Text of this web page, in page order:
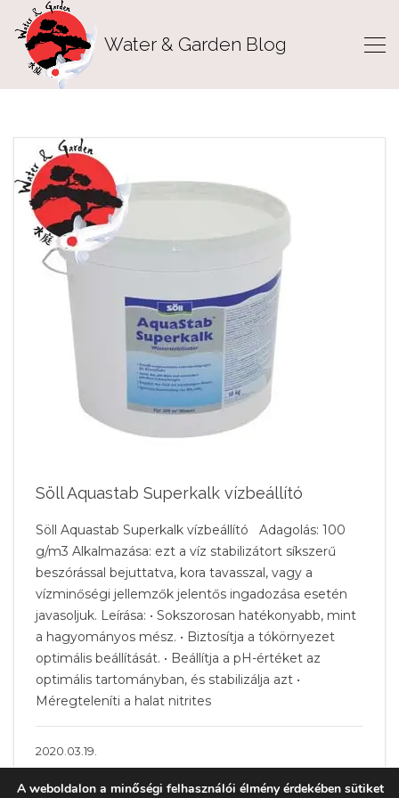
Water & Garden Blog
Söll Aquastab Superkalk vízbeállító
Söll Aquastab Superkalk vízbeállító Adagolás: 100
g/m3 Alkalmazása: ezt a víz stabilizátort síkszerű
beszórással bejuttatva, kora tavasszal, vagy a
vízminőségi jellemzők jelentős ingadozása esetén
javasoljuk. Leírása: • Sokszorosan hatékonyabb, mint
a hagyományos mész. • Biztosítja a tókörnyezet
optimális beállítását. • Beállítja a pH-értéket az
optimális tartományban, és stabilizálja azt •
Méregteleníti a halat nitrites
2020.03.19.
A weboldalon a minőségi felhasználói élmény érdekében sütiket